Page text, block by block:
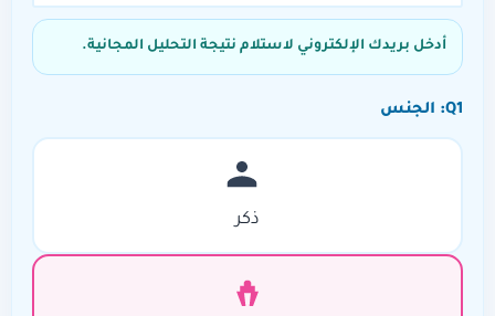
أدخل بريدك الإلكتروني لاستلام نتيجة التحليل المجانية.
Q1: الجنس
ذكر